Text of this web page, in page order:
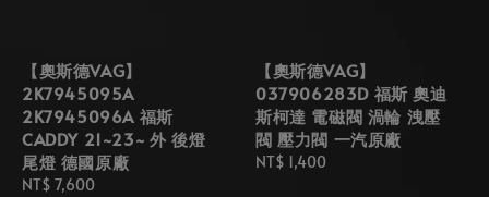
【奧斯德VAG】
2K7945095A
2K7945096A 福斯
CADDY 21~23~ 外 後燈
尾燈 德國原廠
Regular
NT$ 7,600
【奧斯德VAG】
037906283D 福斯 奧迪
斯柯達 電磁閥 渦輪 洩壓
閥 壓力閥 一汽原廠
Regular
NT$ 1,400